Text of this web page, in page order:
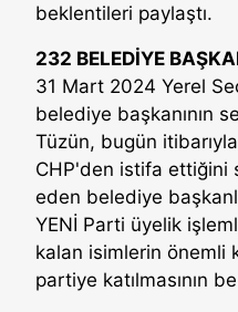
beklentileri paylaştı.
232 BELEDİYE
31 Mart 2024 Yerel
belediye başkanının
Tüzün, bugün
CHP'den istifa ettiğini
eden belediye
YENİ Parti üyelik
kalan isimlerin önemli
partiye katılmasının